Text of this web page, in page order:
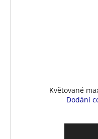
Květované
Dodání